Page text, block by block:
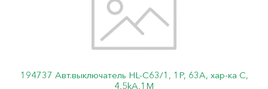
194737 Авт.выключатель HL-C63/1, 1Р, 63А, хар-ка С,
4,5kA,1M